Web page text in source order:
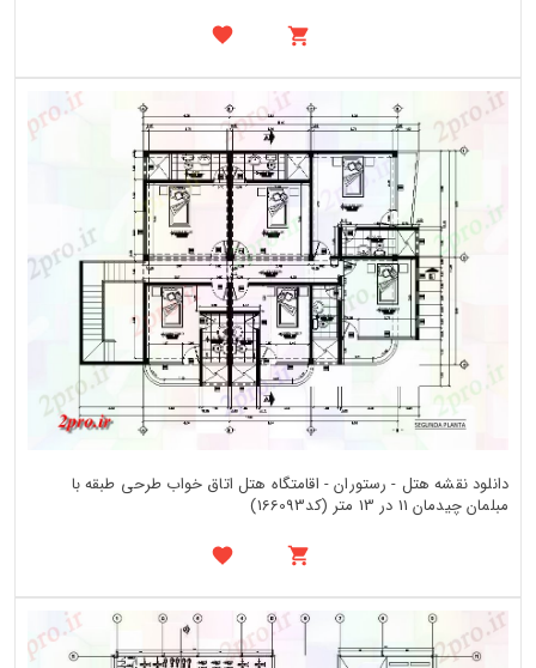
دانلود نقشه هتل - رستوران - اقامتگاه هتل اتاق خواب طرحی طبقه با
مبلمان چیدمان 11 در 13 متر (کد166093)